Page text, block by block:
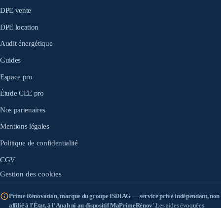
DPE vente
DPE location
Audit énergétique
Guides
Espace pro
Étude CEE pro
Nos partenaires
Mentions légales
Politique de confidentialité
CGV
Gestion des cookies
Prime Rénovation, marque du groupe ISDIAG — service privé indépendant, non
affilié à l'État, à l'Anah ni au dispositif MaPrimeRénov'.Les aides évoquées